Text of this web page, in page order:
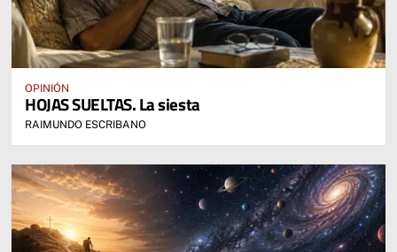
OPINIÓN
HOJAS SUELTAS. La siesta
RAIMUNDO ESCRIBANO